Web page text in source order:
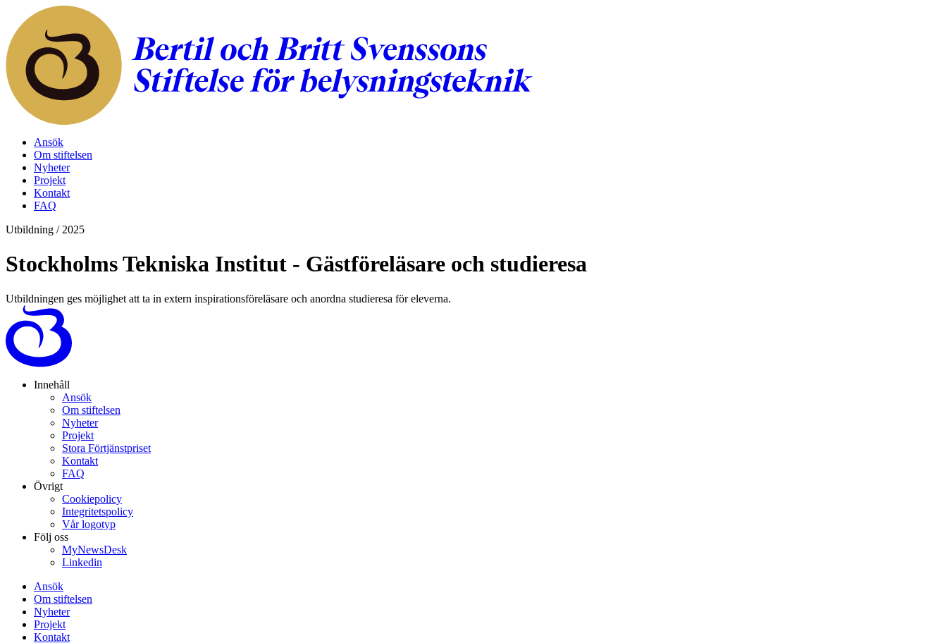
Ansök
Om stiftelsen
Nyheter
Projekt
Kontakt
FAQ
Utbildning / 2025
Stockholms Tekniska Institut - Gästföreläsare och studieresa
Utbildningen ges möjlighet att ta in extern inspirationsföreläsare och anordna studieresa för eleverna.
Innehåll
Ansök
Om stiftelsen
Nyheter
Projekt
Stora Förtjänstpriset
Kontakt
FAQ
Övrigt
Cookiepolicy
Integritetspolicy
Vår logotyp
Följ oss
MyNewsDesk
Linkedin
Ansök
Om stiftelsen
Nyheter
Projekt
Kontakt